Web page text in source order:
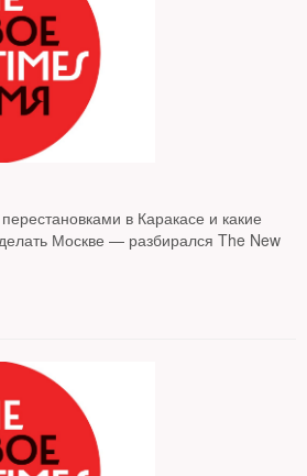
в Каракасе и какие
Москве — разбирался The New